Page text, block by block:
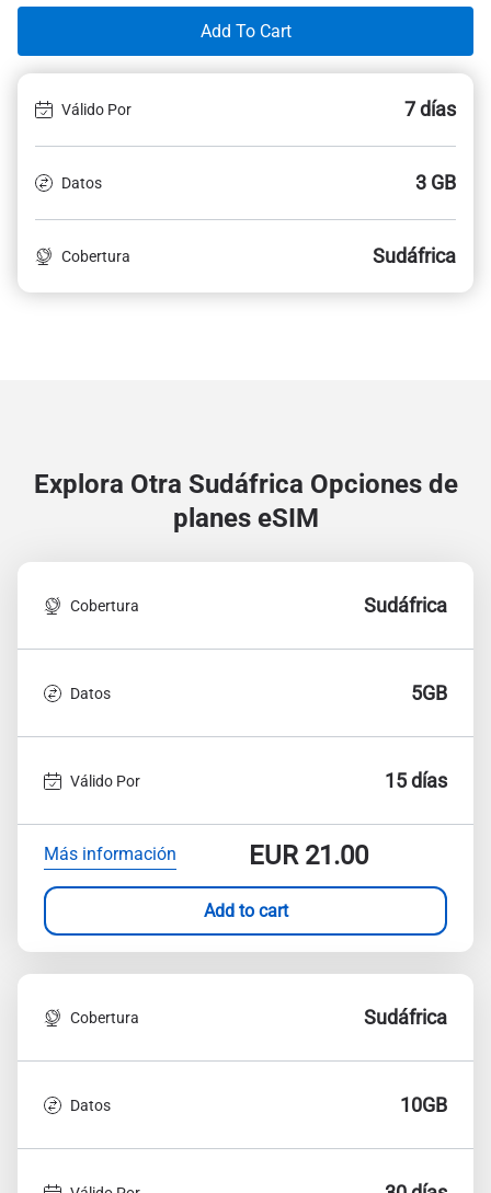
Add To Cart
Válido Por 7 días
Datos 3 GB
Cobertura Sudáfrica
Explora Otra Sudáfrica Opciones de
planes eSIM
Cobertura Sudáfrica
Datos 5GB
Válido Por 15 días
Más información EUR21.00
Add to cart
Cobertura Sudáfrica
Datos 10GB